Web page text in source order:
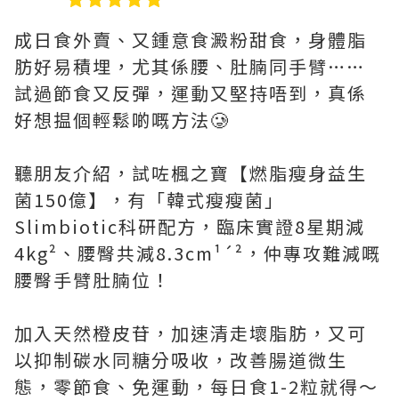
成日食外賣、又鍾意食澱粉甜食，身體脂
肪好易積埋，尤其係腰、肚腩同手臂……
試過節食又反彈，運動又堅持唔到，真係
好想揾個輕鬆啲嘅方法🥲
聽朋友介紹，試咗楓之寶【燃脂瘦身益生
菌150億】，有「韓式瘦瘦菌」
Slimbiotic科研配方，臨床實證8星期減
4kg²、腰臀共減8.3cm¹´²，仲專攻難減嘅
腰臀手臂肚腩位！
加入天然橙皮苷，加速清走壞脂肪，又可
以抑制碳水同糖分吸收，改善腸道微生
態，零節食、免運動，每日食1-2粒就得～